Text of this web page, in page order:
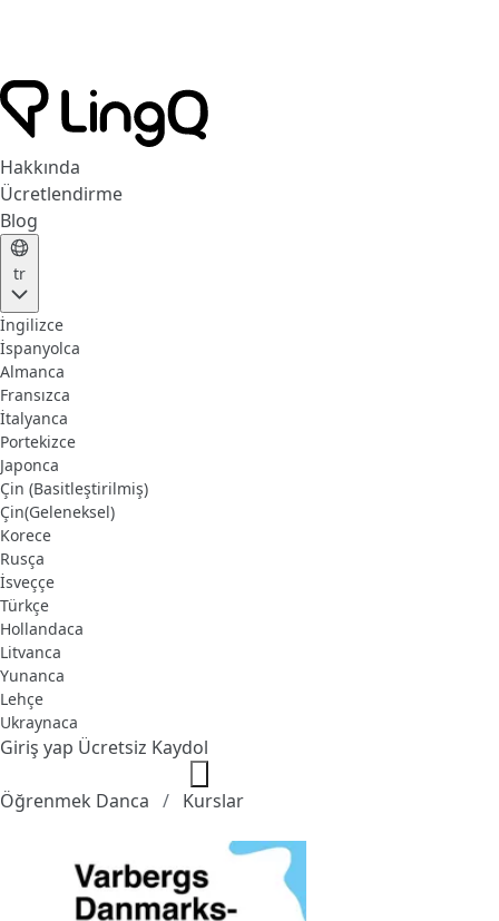
Hakkında
Ücretlendirme
Blog
tr
İngilizce
İspanyolca
Almanca
Fransızca
İtalyanca
Portekizce
Japonca
Çin (Basitleştirilmiş)
Çin(Geleneksel)
Korece
Rusça
İsveççe
Türkçe
Hollandaca
Litvanca
Yunanca
Lehçe
Ukraynaca
Giriş yap Ücretsiz Kaydol
Öğrenmek Danca Kurslar